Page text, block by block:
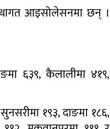
आइसोलेसनमा छन् ।
६३९, कैलालीमा ४१९,
१९३, दाङमा १८६,